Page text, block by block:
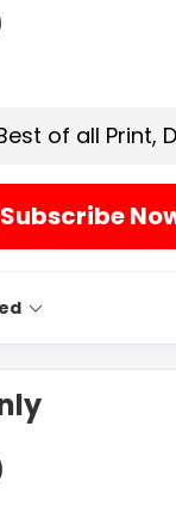
of all Print,
Subscribe